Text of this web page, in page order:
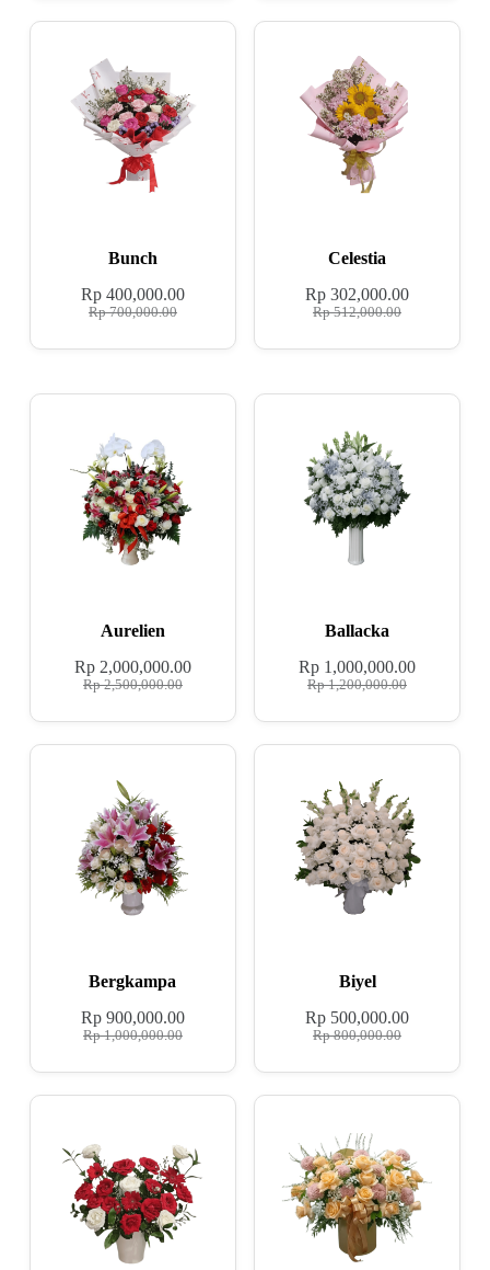
Bunch
Rp700,000.00
Rp400,000.00
Celestia
Rp512,000.00
Rp 302,000.00
Aurelien
Rp2,500,000.00
Rp2,000,000.00
Ballacka
Rp1,200,000.00
Rp 1,000,000.00
Bergkampa
Rp1,000,000.00
Rp900,000.00
Biyel
Rp800,000.00
Rp 500,000.00